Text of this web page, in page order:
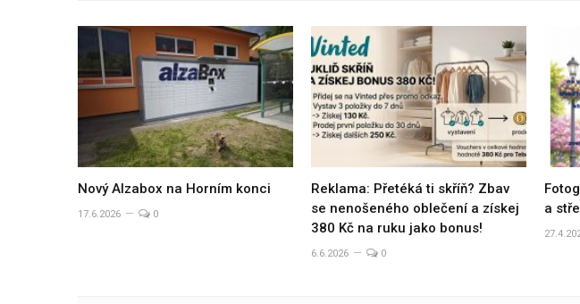
Nový Alzabox na Horním konci
17.6.2026 0
Reklama: Přetéká ti skříň? Zbav
se nenošeného oblečení a získej
380 Kč na ruku jako bonus!
6.6.2026 0
a